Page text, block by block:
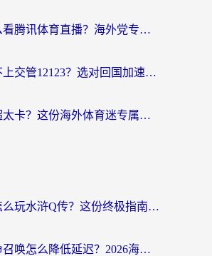
在国外怎么看腾讯体育直播？海外党专属体育赛事观看指南（附避坑技巧）
在国外登不上交管12123？选对回国加速器，轻松解决海外访问国内资源难题
国外看中超太卡？这份海外体育迷专属的回国加速指南请收好
人在美国怎么玩水浒Q传？这份终极指南帮你解决延迟和连接难题
国外玩使命召唤怎么降低延迟？2026海外国服游戏加速器终极指南（附实测推荐）